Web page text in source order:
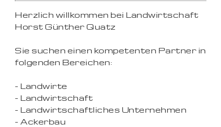
Herzlich willkommen bei Landwirtschaft
Horst Günther Quatz
Sie suchen einen kompetenten Partner in
folgenden Bereichen:
- Landwirte
- Landwirtschaft
- Landwirtschaftliches Unternehmen
- Ackerbau